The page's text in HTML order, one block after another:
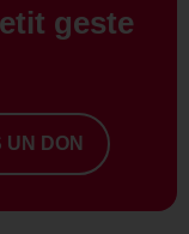
geste
UN DON